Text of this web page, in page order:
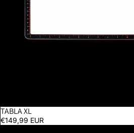
TABLA XL
€149,99 EUR